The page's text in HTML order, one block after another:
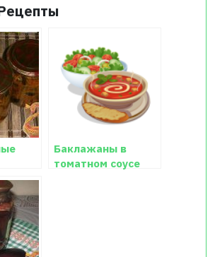
Баклажаны в
томатном соусе